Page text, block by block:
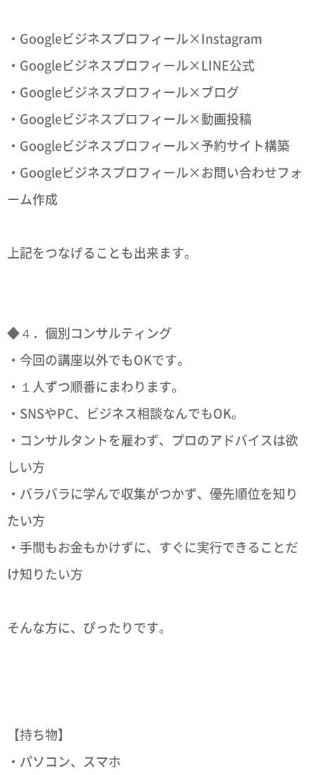
・Googleビジネスプロフィール×Instagram
・Googleビジネスプロフィール×LINE公式
・Googleビジネスプロフィール×ブログ
・Googleビジネスプロフィール×動画投稿
・Googleビジネスプロフィール×予約サイト構築
・Googleビジネスプロフィール×お問い合わせフォ
ーム作成
上記をつなげることも出来ます。
◆４．個別コンサルティング
・今回の講座以外でもOKです。
・１人ずつ順番にまわります。
・SNSやPC、ビジネス相談なんでもOK。
・コンサルタントを雇わず、プロのアドバイスは欲
しい方
・バラバラに学んで収集がつかず、優先順位を知り
たい方
・手間もお金もかけずに、すぐに実行できることだ
け知りたい方
そんな方に、ぴったりです。
【持ち物】
・パソコン、スマホ